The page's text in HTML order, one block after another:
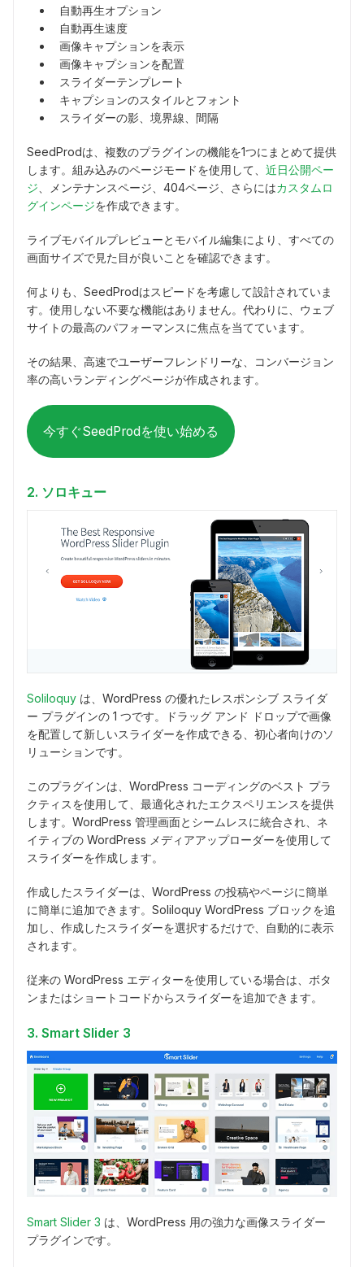
自動再生オプション
自動再生速度
画像キャプションを表示
画像キャプションを配置
スライダーテンプレート
キャプションのスタイルとフォント
スライダーの影、境界線、間隔
SeedProdは、複数のプラグインの機能を1つにまとめて提供
します。組み込みのページモードを使用して、 近日公開ペー
ジ 、メンテナンスページ、404ページ、さらにはカスタムロ
グインページを作成できます。
ライブモバイルプレビューとモバイル編集により、すべての
画面サイズで見た目が良いことを確認できます。
何よりも、SeedProdはスピードを考慮して設計されていま
す。使用しない不要な機能はありません。代わりに、ウェブ
サイトの最高のパフォーマンスに焦点を当てています。
その結果、高速でユーザーフレンドリーな、コンバージョン
率の高いランディングページが作成されます。
今すぐSeedProdを使い始める
2. ソロキュー
Soliloquy は、WordPress の優れたレスポンシブ スライダ
ー プラグインの 1 つです。ドラッグ アンド ドロップで画像
を配置して新しいスライダーを作成できる、初心者向けのソ
リューションです。
このプラグインは、WordPress コーディングのベスト プラ
クティスを使用して、最適化されたエクスペリエンスを提供
します。WordPress 管理画面とシームレスに統合され、ネ
イティブの WordPress メディアアップローダーを使用して
スライダーを作成します。
作成したスライダーは、WordPress の投稿やページに簡単
に簡単に追加できます。Soliloquy WordPress ブロックを追
加し、作成したスライダーを選択するだけで、自動的に表示
されます。
従来の WordPress エディターを使用している場合は、ボタ
ンまたはショートコードからスライダーを追加できます。
3. Smart Slider 3
Smart Slider 3 は、WordPress 用の強力な画像スライダー
プラグインです。